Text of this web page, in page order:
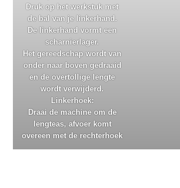
Druk op het werkstuk met
de bal van je linkerhand.
De linkerhand vormt een
scharnierlager.
Het gereedschap wordt van
onder naar boven gedraaid
en de overtollige lengte
wordt verwijderd.
Linkerhoek:
Draai de machine om de
lengteas, afvoer komt
overeen met de rechterhoek